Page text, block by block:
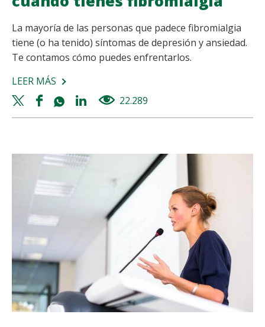
La mayoría de las personas que padece fibromialgia
tiene (o ha tenido) síntomas de depresión y ansiedad.
Te contamos cómo puedes enfrentarlos.
LEER MÁS SOBRE
CÓMO
ENFRENTAR
CUANDO
TIENES
FIBROMIALGIA
Twitter
share
Facebook
share
Whatsapp
share
Linkedin
share
22.289